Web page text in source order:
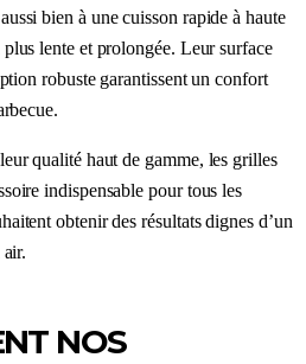
bien à une cuisson rapide à haute
lente et prolongée. Leur surface
robuste garantissent un confort
qualité haut de gamme, les grilles
indispensable pour tous les
obtenir des résultats dignes d’un
NOS